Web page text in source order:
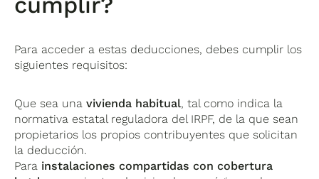
Para acceder a estas deducciones, debes cumplir los
siguientes requisitos:
Que sea una vivienda habitual, tal como indica la
normativa estatal reguladora del IRPF, de la que sean
propietarios los propios contribuyentes que solicitan
la deducción.
Para instalaciones compartidas con cobertura